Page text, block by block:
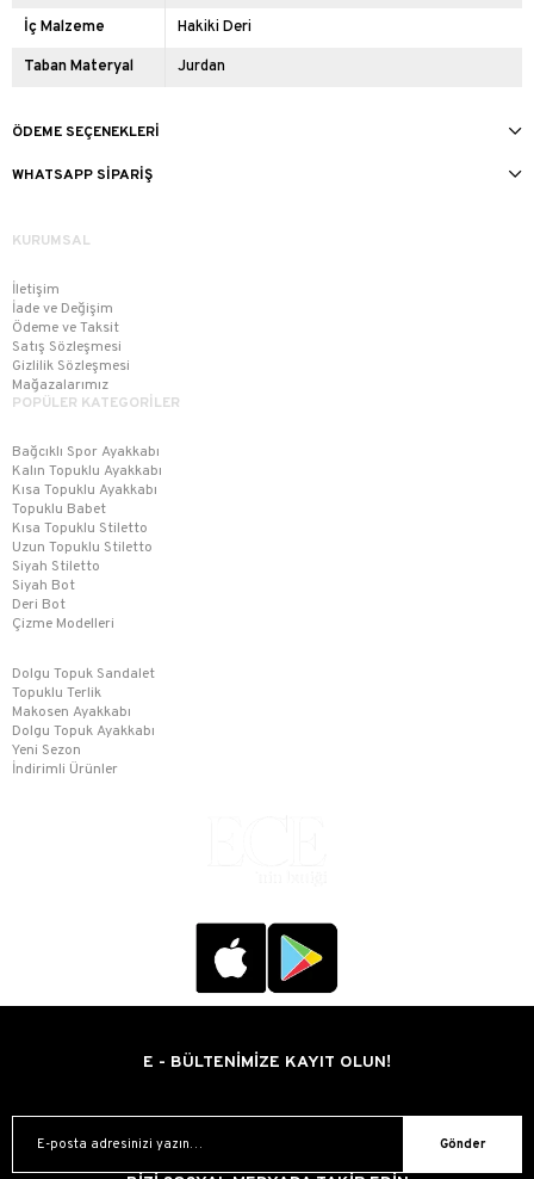
İç Malzeme Hakiki Deri
Taban Materyal Jurdan
ÖDEME SEÇENEKLERI
WHATSAPP SIPARIŞ
KURUMSAL
İletişim
İade ve Değişim
Ödeme ve Taksit
Satış Sözleşmesi
Gizlilik Sözleşmesi
Mağazalarımız
POPÜLER KATEGORİLER
Bağcıklı Spor Ayakkabı
Kalın Topuklu Ayakkabı
Kısa Topuklu Ayakkabı
Topuklu Babet
Kısa Topuklu Stiletto
Uzun Topuklu Stiletto
Siyah Stiletto
Siyah Bot
Deri Bot
Çizme Modelleri
Dolgu Topuk Sandalet
Topuklu Terlik
Makosen Ayakkabı
Dolgu Topuk Ayakkabı
Yeni Sezon
İndirimli Ürünler
E - BÜLTENİMİZE KAYIT OLUN!
Gönder